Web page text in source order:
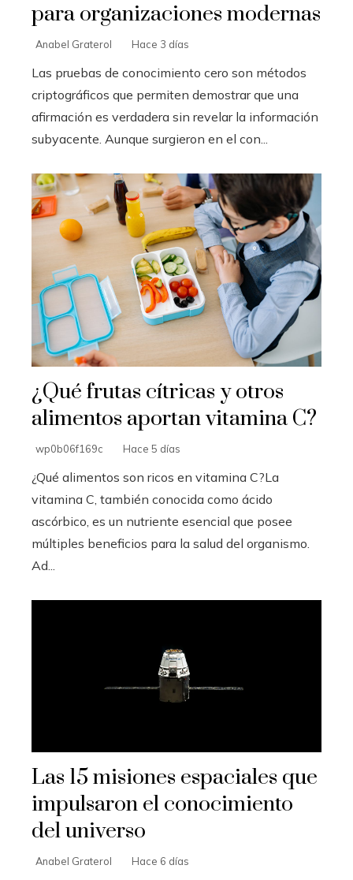
para organizaciones modernas
Anabel Graterol Hace 3 días
Las pruebas de conocimiento cero son métodos
criptográficos que permiten demostrar que una
afirmación es verdadera sin revelar la información
subyacente. Aunque surgieron en el con...
¿Qué frutas cítricas y otros
alimentos aportan vitamina C?
wp0b06f169c Hace 5 días
¿Qué alimentos son ricos en vitamina C?La
vitamina C, también conocida como ácido
ascórbico, es un nutriente esencial que posee
múltiples beneficios para la salud del organismo.
Ad...
Las 15 misiones espaciales que
impulsaron el conocimiento
del universo
Anabel Graterol Hace 6 días